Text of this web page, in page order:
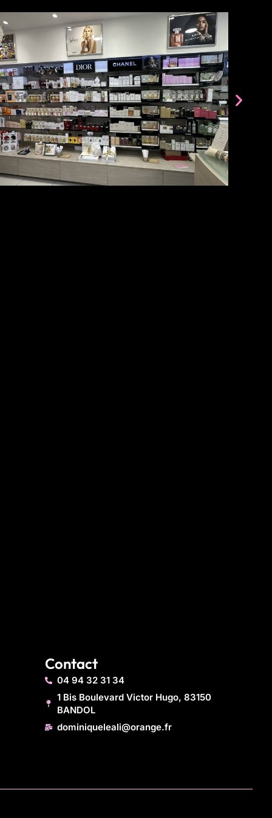
Contact
04 94 32 31 34
1 Bis Boulevard Victor Hugo, 83150
BANDOL
dominiqueleali@orange.fr